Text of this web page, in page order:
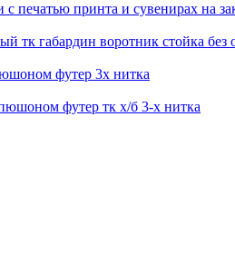
печатью принта и сувенирах на
тк габардин воротник стойка без
футер 3х нитка
футер тк х/б 3-х нитка